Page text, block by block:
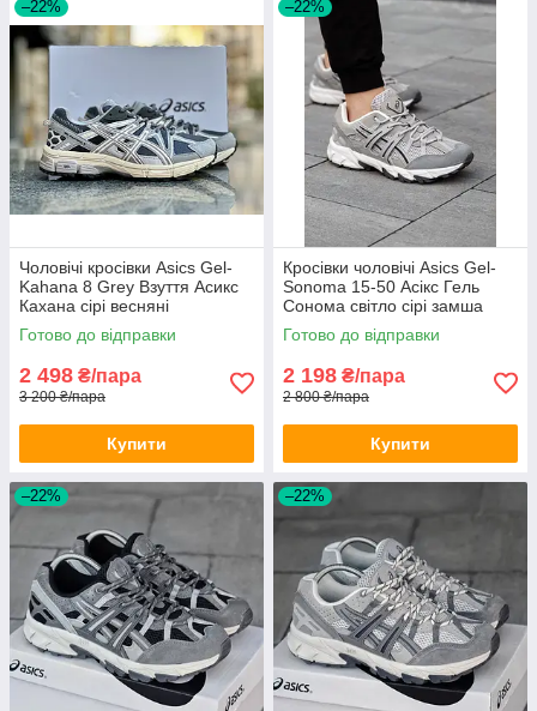
–22%
Чоловічі кросівки Asics Gel-
Kahana 8 Grey Взуття Асикс
Кахана сірі весняні
Готово до відправки
2 498 ₴/пара
3 200 ₴/пара
Купити
–22%
Кросівки чоловічі Asics Gel-
Sonoma 15-50 Асікс Гель
Сонома світло сірі замша
текстиль сітка весна літо
Готово до відправки
2 198 ₴/пара
2 800 ₴/пара
Купити
–22% –22%